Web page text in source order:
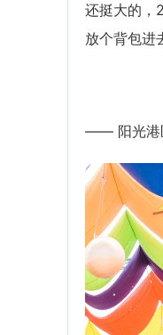
还挺大的，
放个背包进
—— 阳光港